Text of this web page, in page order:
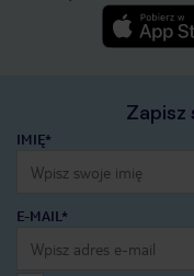
IMIĘ*
E-MAIL*